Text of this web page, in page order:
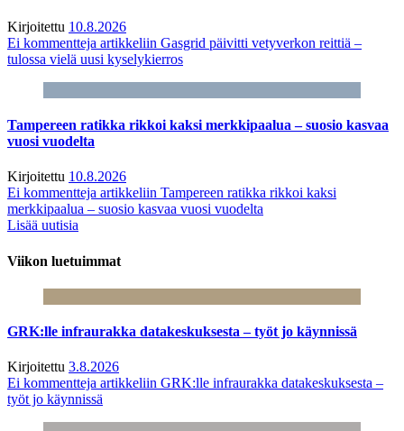
Kirjoitettu 10.8.2026
Ei kommentteja artikkeliin Gasgrid päivitti vetyverkon reittiä –
tulossa vielä uusi kyselykierros
Tampereen ratikka rikkoi kaksi merkkipaalua – suosio kasvaa
vuosi vuodelta
Kirjoitettu 10.8.2026
Ei kommentteja artikkeliin Tampereen ratikka rikkoi kaksi
merkkipaalua – suosio kasvaa vuosi vuodelta
Lisää uutisia
Viikon luetuimmat
GRK:lle infraurakka datakeskuksesta – työt jo käynnissä
Kirjoitettu 3.8.2026
Ei kommentteja artikkeliin GRK:lle infraurakka datakeskuksesta –
työt jo käynnissä